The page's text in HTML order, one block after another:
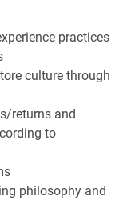
practices
culture through
returns and
to
philosophy and